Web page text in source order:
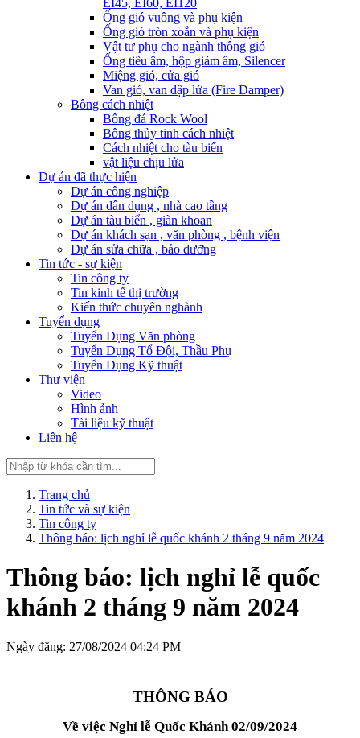
EI45, EI60, EI120
Ống gió vuông và phụ kiện
Ống gió tròn xoắn và phụ kiện
Vật tư phụ cho ngành thông gió
Ống tiêu âm, hộp giảm âm, Silencer
Miệng gió, cửa gió
Van gió, van dập lửa (Fire Damper)
Bông cách nhiệt
Bông đá Rock Wool
Bông thủy tinh cách nhiệt
Cách nhiệt cho tàu biển
vật liệu chịu lửa
Dự án đã thực hiện
Dự án công nghiệp
Dự án dân dụng , nhà cao tầng
Dự án tàu biển , giàn khoan
Dự án khách sạn , văn phòng , bệnh viện
Dự án sửa chữa , bảo dưỡng
Tin tức - sự kiện
Tin công ty
Tin kinh tế thị trường
Kiến thức chuyên nghành
Tuyển dụng
Tuyển Dụng Văn phòng
Tuyển Dụng Tổ Đội, Thầu Phụ
Tuyển Dụng Kỹ thuật
Thư viện
Video
Hình ảnh
Tài liệu kỹ thuật
Liên hệ
Trang chủ
Tin tức và sự kiện
Tin công ty
Thông báo: lịch nghỉ lễ quốc khánh 2 tháng 9 năm 2024
Thông báo: lịch nghỉ lễ quốc
khánh 2 tháng 9 năm 2024
Ngày đăng: 27/08/2024 04:24 PM
THÔNG BÁO
Về việc Nghỉ lễ Quốc Khánh 02/09/2024